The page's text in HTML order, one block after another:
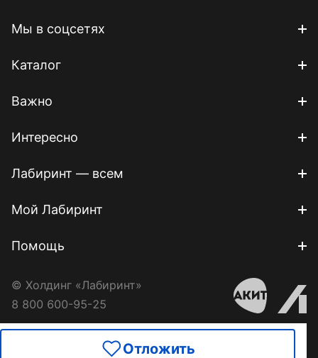
Отложить
Мы в соцсетях
Каталог
Важно
Интересно
Лабиринт — всем
Мой Лабиринт
Помощь
© Холдинг «Лабиринт»
8 800 600-95-25